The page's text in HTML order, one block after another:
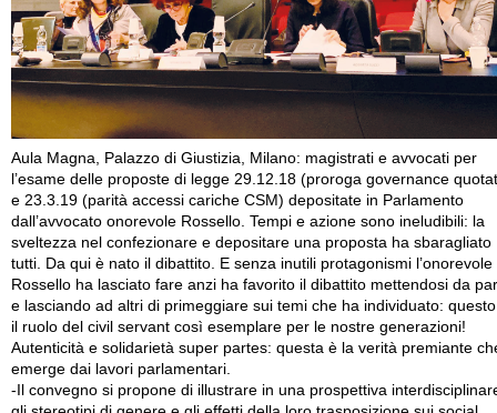
Aula Magna, Palazzo di Giustizia, Milano: magistrati e avvocati per
l’esame delle proposte di legge 29.12.18 (proroga governance
e 23.3.19 (parità accessi cariche CSM) depositate in Parlamento
dall’avvocato onorevole Rossello. Tempi e azione sono ineludibili: la
sveltezza nel confezionare e depositare una proposta ha sbaragliato
tutti. Da qui è nato il dibattito. E senza inutili protagonismi l’onorevole
Rossello ha lasciato fare anzi ha favorito il dibattito mettendosi da
e lasciando ad altri di primeggiare sui temi che ha individuato:
il ruolo del civil servant così esemplare per le nostre generazioni!
Autenticità e solidarietà super partes: questa è la verità premiante
emerge dai lavori parlamentari.
-Il convegno si propone di illustrare in una prospettiva